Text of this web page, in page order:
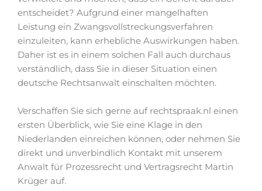
entscheidet? Aufgrund einer mangelhaften
Leistung ein Zwangsvollstreckungsverfahren
einzuleiten, kann erhebliche Auswirkungen haben.
Daher ist es in einem solchen Fall auch durchaus
verständlich, dass Sie in dieser Situation einen
deutsche Rechtsanwalt einschalten möchten.
Verschaffen Sie sich gerne auf rechtspraak.nl einen
ersten Überblick, wie Sie eine Klage in den
Niederlanden einreichen können, oder nehmen Sie
direkt und unverbindlich Kontakt mit unserem
Anwalt für Prozessrecht und Vertragsrecht Martin
Krüger auf.